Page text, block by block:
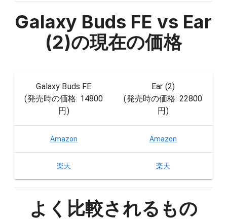
Galaxy Buds FE vs Ear
(2)の現在の価格
Galaxy Buds FE
(発売時の価格: 14800
円)
Ear (2)
(発売時の価格: 22800
円)
Amazon Amazon
楽天 楽天
よく比較されるもの